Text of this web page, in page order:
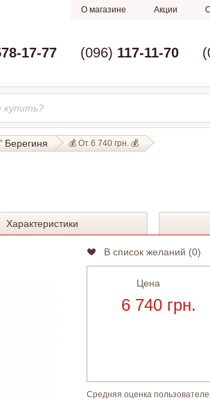
О магазине Акции
17-77 (096) 117-11-70
Берегиня 💰 От 6 740 грн. 💰
Характеристики
В список желаний (0)
Цена
6 740 грн.
Средняя оценка